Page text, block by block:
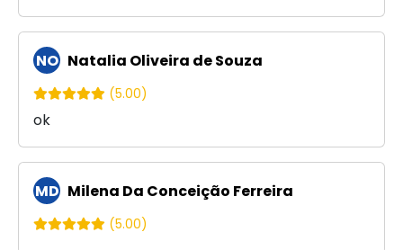
NO Natalia Oliveira de Souza
(5.00)
ok
MD Milena Da Conceição Ferreira
(5.00)